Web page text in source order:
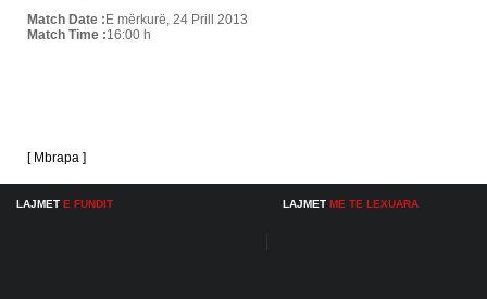
Match Date : E mërkurë, 24 Prill 2013
Match Time :16:00 h
[ Mbrapa ]
LAJMET E FUNDIT LAJMET ME TE LEXUARA